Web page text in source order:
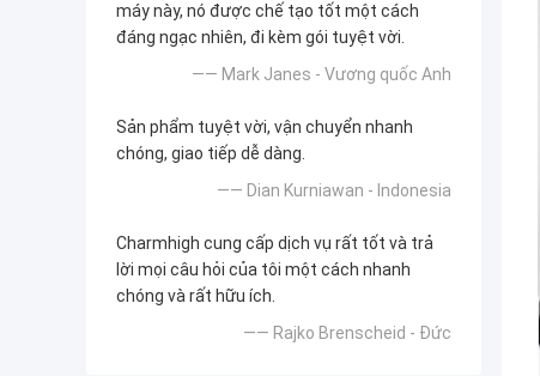
máy này, nó được chế tạo tốt một cách
đáng ngạc nhiên, đi kèm gói tuyệt vời.
—— Mark Janes - Vương quốc Anh
Sản phẩm tuyệt vời, vận chuyển nhanh
chóng, giao tiếp dễ dàng.
—— Dian Kurniawan - Indonesia
Charmhigh cung cấp dịch vụ rất tốt và trả
lời mọi câu hỏi của tôi một cách nhanh
chóng và rất hữu ích.
—— Rajko Brenscheid - Đức